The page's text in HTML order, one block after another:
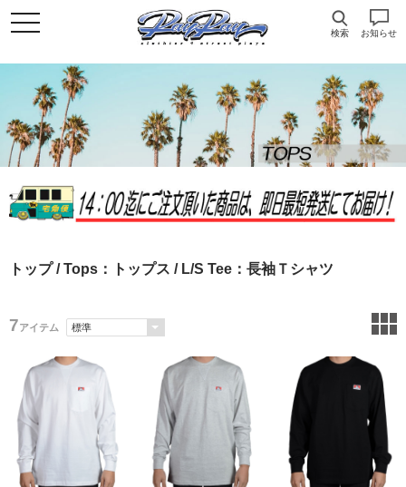
検索 お知らせ
トップ/Tops：トップス / L/S Tee：長袖Ｔシャツ
7アイテム